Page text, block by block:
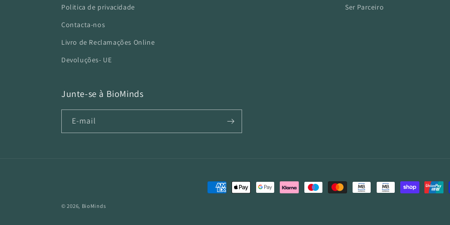
Politica de privacidade
Contacta-nos
Livro de Reclamações Online
Devoluções- UE
Ser Parceiro
Junte-se à BioMinds
E-mail
Métodos
© 2026, BioMinds